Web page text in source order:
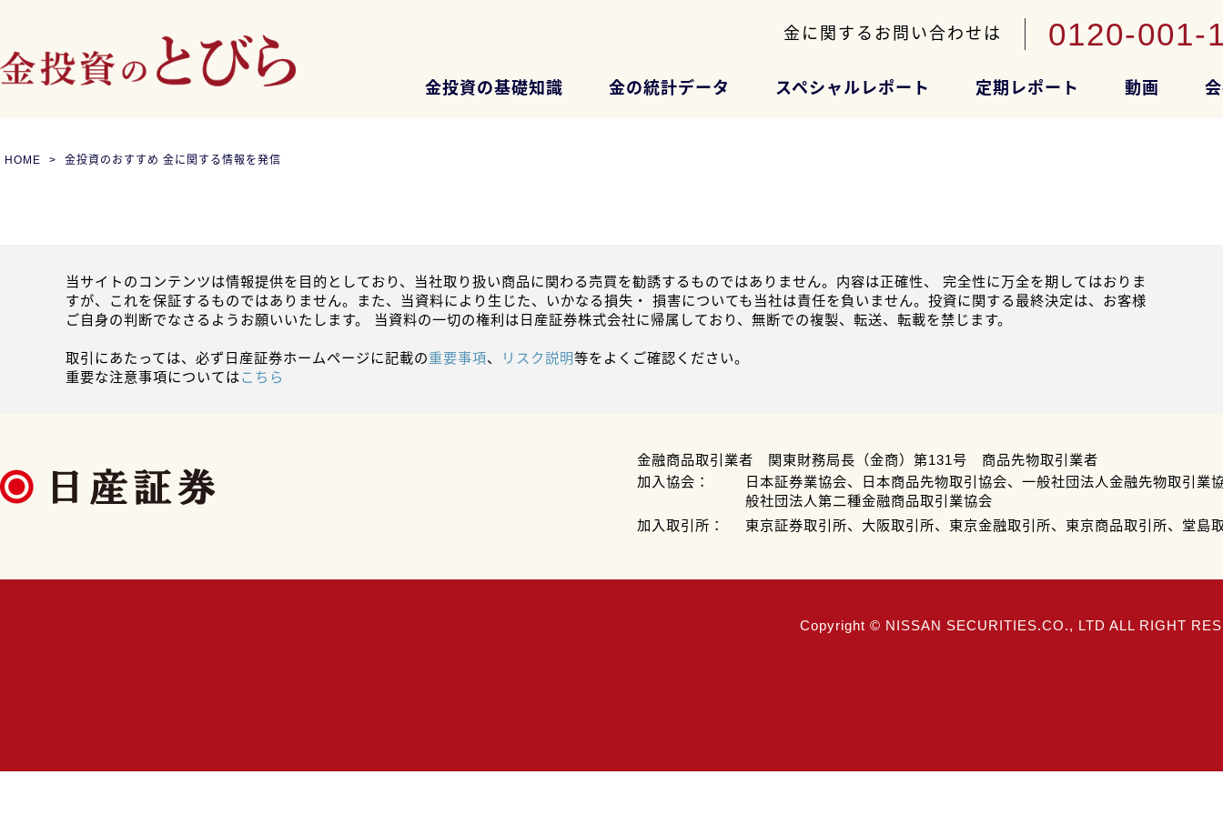
金に関するお問い合わせは 0120-001-
金投資の基礎知識 金の統計データ スペシャルレポート 定期レポート 動画
HOME 金投資のおすすめ 金に関する情報を発信
当サイトのコンテンツは情報提供を目的としており、当社取り扱い商品に関わる売買を勧誘するものではありません。内容は正確性、 完全性に万全を期してはおりま
すが、これを保証するものではありません。また、当資料により生じた、いかなる損失・ 損害についても当社は責任を負いません。投資に関する最終決定は、お客様
ご自身の判断でなさるようお願いいたします。 当資料の一切の権利は日産証券株式会社に帰属しており、無断での複製、転送、転載を禁じます。
取引にあたっては、必ず日産証券ホームページに記載の重要事項、 リスク説明等をよくご確認ください。
重要な注意事項についてはこちら
金融商品取引業者 関東財務局長（金商）第131号 商品先物取引業者
加入協会：
日本証券業協会、日本商品先物取引協会、一般社団法人金融先物取引業
般社団法人第二種金融商品取引業協会
加入取引所：
東京証券取引所、大阪取引所、東京金融取引所、東京商品取引所、堂島
Copyright © NISSAN SECURITIES.CO., LTD ALL RIGHT